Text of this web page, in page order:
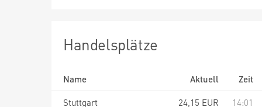
Handelsplätze
Name Aktuell
Zeit
Stuttgart
24,15 EUR
14:01